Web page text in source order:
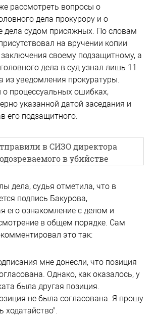
рассмотреть вопросы о
дела прокурору и о
дела судом присяжных. По словам
на вручении копии
своему подзащитному, а
дела в суд узнал лишь 11
из уведомления прокуратуры.
процессуальных ошибках,
указанной датой заседания и
его подзащитного.
в СИЗО директора
в убийстве
дела, судья отметила, что в
подпись Бакурова,
его ознакомление с делом и
в общем порядке. Сам
это так:
мне донесли, что позиция
Однако, как оказалось, у
была другая позиция.
не была согласована. Я прошу
ходатайство".